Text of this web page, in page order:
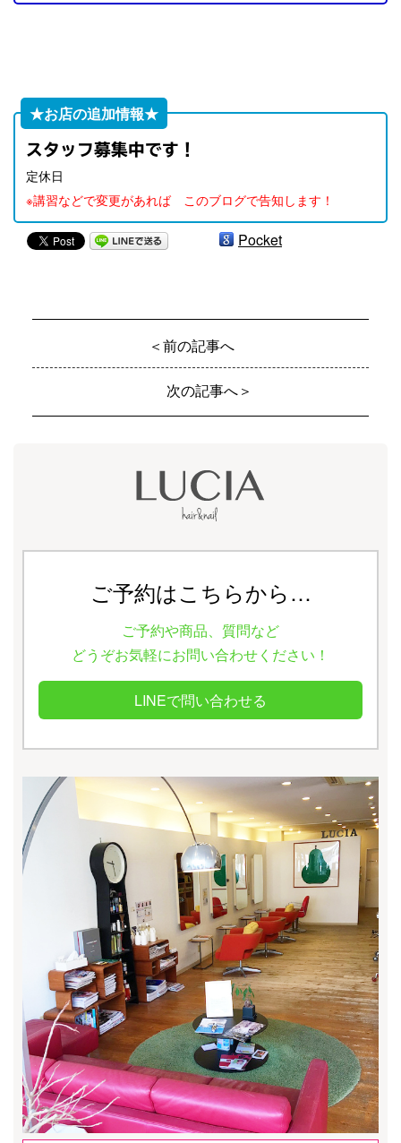
★お店の追加情報★
スタッフ募集中です！
定休日
※講習などで変更があれば このブログで告知します！
Pocket
＜前の記事へ
次の記事へ＞
ご予約はこちらから…
ご予約や商品、質問など
どうぞお気軽にお問い合わせください！
LINEで問い合わせる